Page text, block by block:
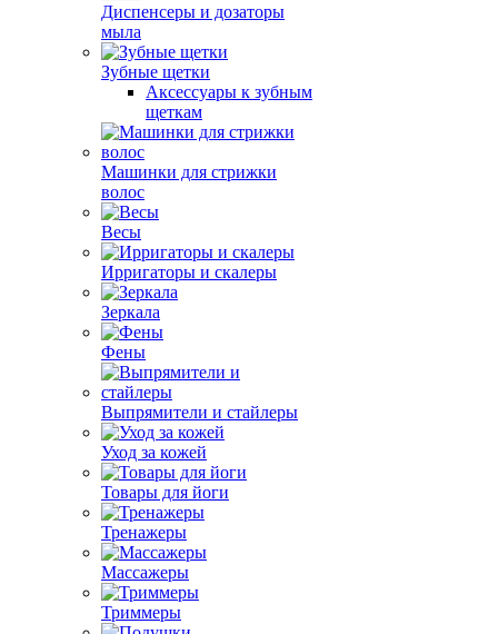
Диспенсеры и дозаторы
мыла
Зубные щетки
Аксессуары к зубным
щеткам
Машинки для стрижки
волос
Весы
Ирригаторы и скалеры
Зеркала
Фены
Выпрямители и стайлеры
Уход за кожей
Товары для йоги
Тренажеры
Массажеры
Триммеры